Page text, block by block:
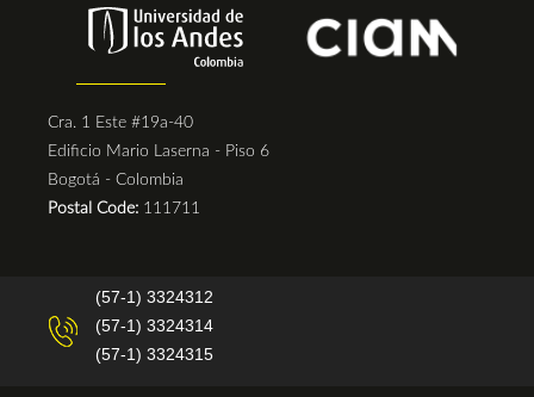
Cra. 1 Este #19a-40
Edificio Mario Laserna - Piso 6
Bogotá - Colombia
Postal Code: 111711
(57-1) 3324312
(57-1) 3324314
(57-1) 3324315